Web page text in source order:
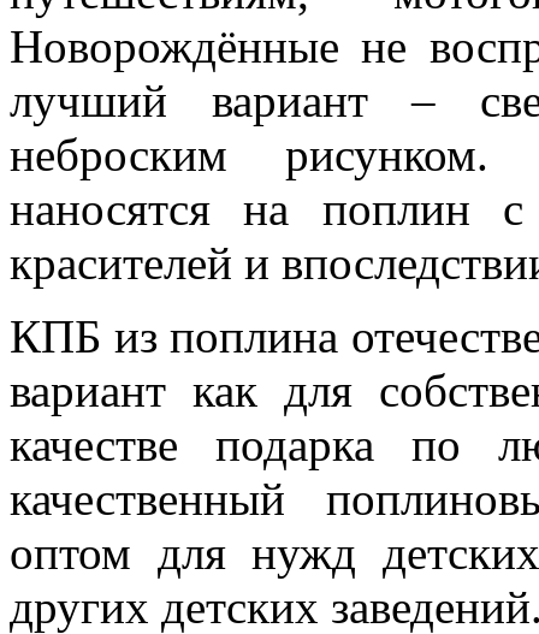
Новорождённые не
лучший вариант –
неброским
наносятся на поплин с
красителей и
КПБ из поплина
вариант как для
качестве подарка по
качественный
оптом для нужд
других детских